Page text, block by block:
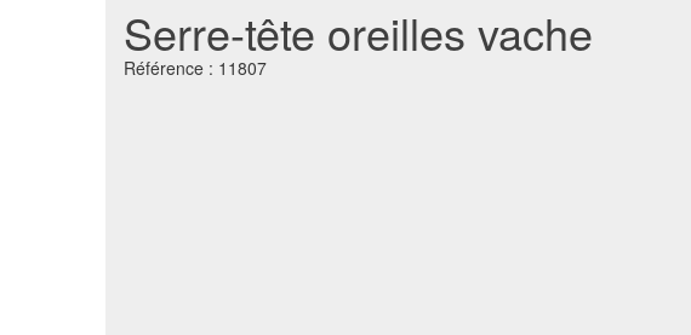
Serre-tête oreilles vache
Référence : 11807